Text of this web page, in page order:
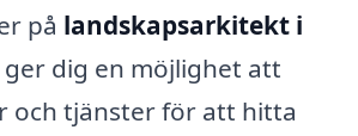
på landskapsarkitekt i
ger dig en möjlighet att
och tjänster för att hitta